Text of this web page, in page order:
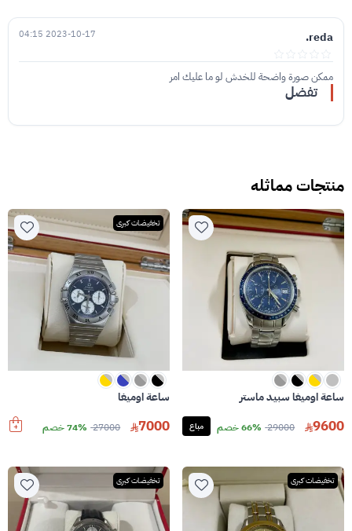
reda.
2023-10-17 04:15
ممكن صورة واضحة للخدش لو ما عليك امر
تفضل
منتجات مماثله
ساعة اوميغا سبيد ماستر
9600
29000 66% خصم مباع
تخفيضات كبرى
ساعة اوميغا
7000
27000 74% خصم
تخفيضات كبرى تخفيضات كبرى